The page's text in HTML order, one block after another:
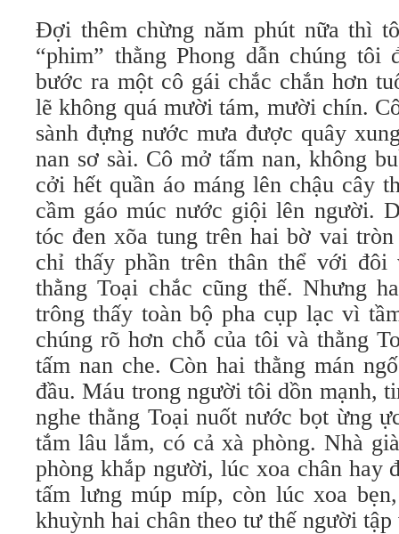
Đợi thêm chừng năm phút nữa thì
“phim” thằng Phong dẫn chúng
bước ra một cô gái chắc chắn hơn
lẽ không quá mười tám, mười chín.
sành đựng nước mưa được quây
nan sơ sài. Cô mở tấm nan, không
cởi hết quần áo máng lên chậu cây
cầm gáo múc nước giội lên người.
tóc đen xõa tung trên hai bờ vai
chỉ thấy phần trên thân thể với đôi
thằng Toại chắc cũng thế. Nhưng
trông thấy toàn bộ pha cụp lạc vì
chúng rõ hơn chỗ của tôi và thằng
tấm nan che. Còn hai thằng mán
đầu. Máu trong người tôi dồn mạnh,
nghe thằng Toại nuốt nước bọt ừng
tắm lâu lắm, có cả xà phòng. Nhà
phòng khắp người, lúc xoa chân hay
tấm lưng múp míp, còn lúc xoa
khuỳnh hai chân theo tư thế người